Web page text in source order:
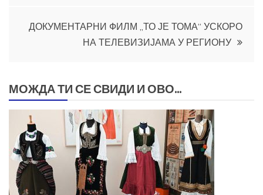
ДОКУМЕНТАРНИ ФИЛМ „ТО ЈЕ ТОМА“ УСКОРО
НА ТЕЛЕВИЗИЈАМА У РЕГИОНУ
МОЖДА ТИ СЕ СВИДИ И ОВО...